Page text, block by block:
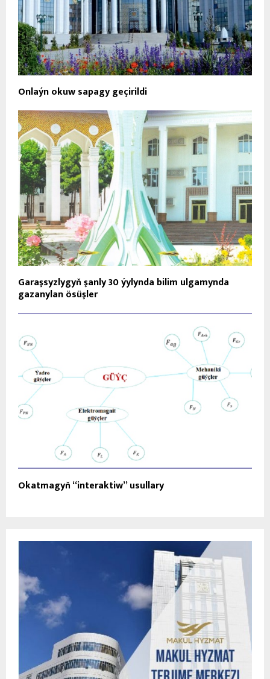
Onlaýn okuw sapagy geçirildi
Garaşsyzlygyň şanly 30 ýylynda bilim ulgamynda
gazanylan ösüşler
Okatmagyň “interaktiw” usullary